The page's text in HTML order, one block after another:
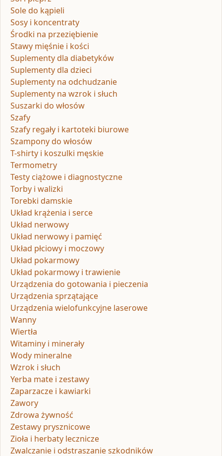
Sole do kąpieli
Sosy i koncentraty
Środki na przeziębienie
Stawy mięśnie i kości
Suplementy dla diabetyków
Suplementy dla dzieci
Suplementy na odchudzanie
Suplementy na wzrok i słuch
Suszarki do włosów
Szafy
Szafy regały i kartoteki biurowe
Szampony do włosów
T-shirty i koszulki męskie
Termometry
Testy ciążowe i diagnostyczne
Torby i walizki
Torebki damskie
Układ krążenia i serce
Układ nerwowy
Układ nerwowy i pamięć
Układ płciowy i moczowy
Układ pokarmowy
Układ pokarmowy i trawienie
Urządzenia do gotowania i pieczenia
Urządzenia sprzątające
Urządzenia wielofunkcyjne laserowe
Wanny
Wiertła
Witaminy i minerały
Wody mineralne
Wzrok i słuch
Yerba mate i zestawy
Zaparzacze i kawiarki
Zawory
Zdrowa żywność
Zestawy prysznicowe
Zioła i herbaty lecznicze
Zwalczanie i odstraszanie szkodników